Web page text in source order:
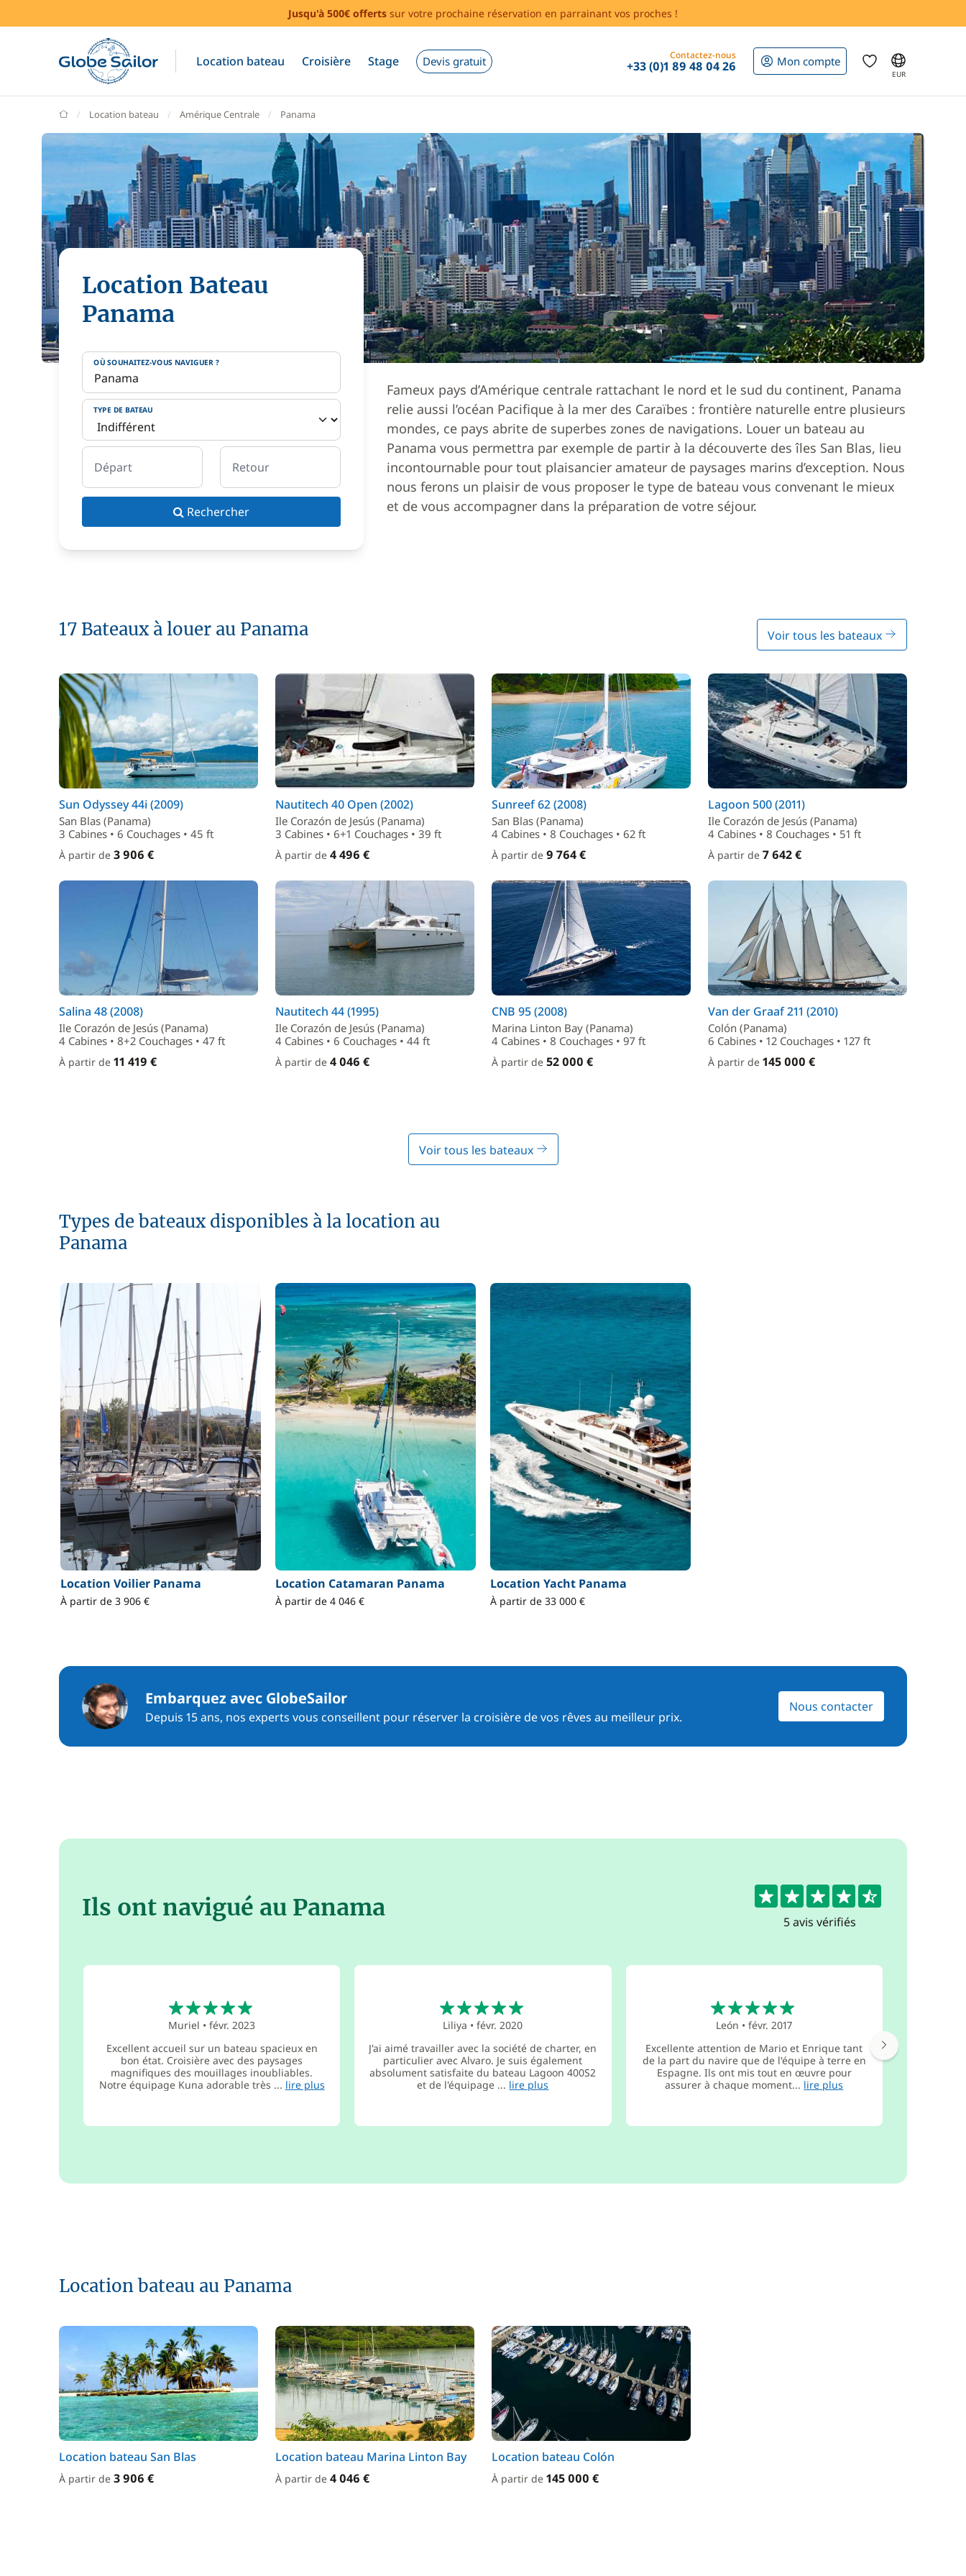
Jusqu'à 500€ offerts sur votre prochaine réservation en parrainant vos proches !
Location bateau Croisière Stage Devis gratuit Contactez-nous
+33 (0)1 89 48 04 26 Mon compte
EUR
GlobeSailor
Location bateau Amérique Centrale Panama
Location Bateau
Panama
OÙ SOUHAITEZ-VOUS NAVIGUER ?
TYPE DE BATEAU
Départ Retour
Rechercher
Fameux pays d’Amérique centrale rattachant le nord et le sud du continent, Panama
relie aussi l’océan Pacifique à la mer des Caraïbes : frontière naturelle entre plusieurs
mondes, ce pays abrite de superbes zones de navigations. Louer un bateau au
Panama vous permettra par exemple de partir à la découverte des îles San Blas, lieu
incontournable pour tout plaisancier amateur de paysages marins d’exception. Nous
nous ferons un plaisir de vous proposer le type de bateau vous convenant le mieux
et de vous accompagner dans la préparation de votre séjour.
17 Bateaux à louer au Panama Voir tous les bateaux
Sun Odyssey 44i (2009)
San Blas (Panama)
3 Cabines • 6 Couchages • 45 ft
À partir de 3 906 €
Nautitech 40 Open (2002)
Ile Corazón de Jesús (Panama)
3 Cabines • 6+1 Couchages • 39 ft
À partir de 4 496 €
Sunreef 62 (2008)
San Blas (Panama)
4 Cabines • 8 Couchages • 62 ft
À partir de 9 764 €
Lagoon 500 (2011)
Ile Corazón de Jesús (Panama)
4 Cabines • 8 Couchages • 51 ft
À partir de 7 642 €
Salina 48 (2008)
Ile Corazón de Jesús (Panama)
4 Cabines • 8+2 Couchages • 47 ft
À partir de 11 419 €
Nautitech 44 (1995)
Ile Corazón de Jesús (Panama)
4 Cabines • 6 Couchages • 44 ft
À partir de 4 046 €
CNB 95 (2008)
Marina Linton Bay (Panama)
4 Cabines • 8 Couchages • 97 ft
À partir de 52 000 €
Van der Graaf 211 (2010)
Colón (Panama)
6 Cabines • 12 Couchages • 127 ft
À partir de 145 000 €
Voir tous les bateaux
Types de bateaux disponibles à la location au
Panama
Location Voilier Panama
À partir de 3 906 €
Location Catamaran Panama
À partir de 4 046 €
Location Yacht Panama
À partir de 33 000 €
Embarquez avec GlobeSailor
Depuis 15 ans, nos experts vous conseillent pour réserver la croisière de vos rêves au meilleur prix.
Nous contacter
4.6
5 avis vérifiés
Ils ont navigué au Panama
Muriel •févr. 2023
Excellent accueil sur un bateau spacieux en
bon état. Croisière avec des paysages
magnifiques des mouillages inoubliables.
Notre équipage Kuna adorable très ... lire plus
Liliya •févr. 2020
J'ai aimé travailler avec la société de charter, en
particulier avec Alvaro. Je suis également
absolument satisfaite du bateau Lagoon 400S2
et de l'équipage ... lire plus
León •févr. 2017
Excellente attention de Mario et Enrique tant
de la part du navire que de l'équipe à terre en
Espagne. Ils ont mis tout en œuvre pour
assurer à chaque moment... lire plus
Location bateau au Panama
Location bateau San Blas
À partir de 3 906 €
Location bateau Marina Linton Bay
À partir de 4 046 €
Location bateau Colón
À partir de 145 000 €